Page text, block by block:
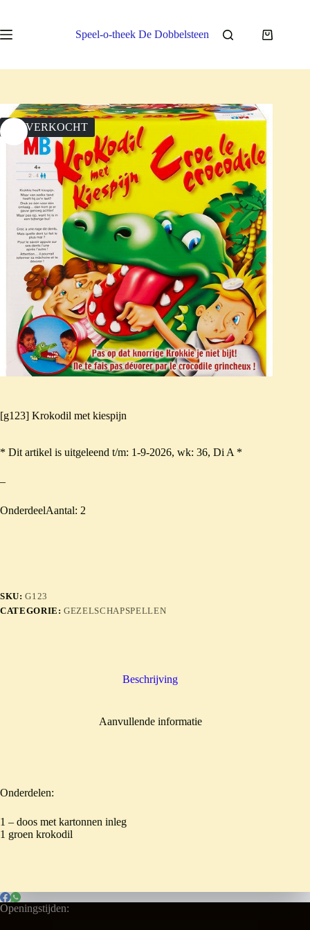
de
inhoud
Speel-o-theek De Dobbelsteen
UITVERKOCHT
[g123] Krokodil met kiespijn
* Dit artikel is uitgeleend t/m: 1-9-2026, wk: 36, Di A *
–
OnderdeelAantal: 2
SKU:G123
CATEGORIE:GEZELSCHAPSPELLEN
Beschrijving
Aanvullende informatie
Onderdelen:
1 – doos met kartonnen inleg
1 groen krokodil
Openingstijden: